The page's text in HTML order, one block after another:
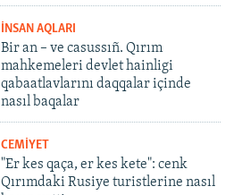
İNSAN AQLARI
Bir an – ve casussıñ. Qırım
mahkemeleri devlet hainligi
qabaatlavlarını daqqalar içinde
nasıl baqalar
CEMİYET
"Er kes qaça, er kes kete": cenk
Qırımdaki Rusiye turistlerine nasıl